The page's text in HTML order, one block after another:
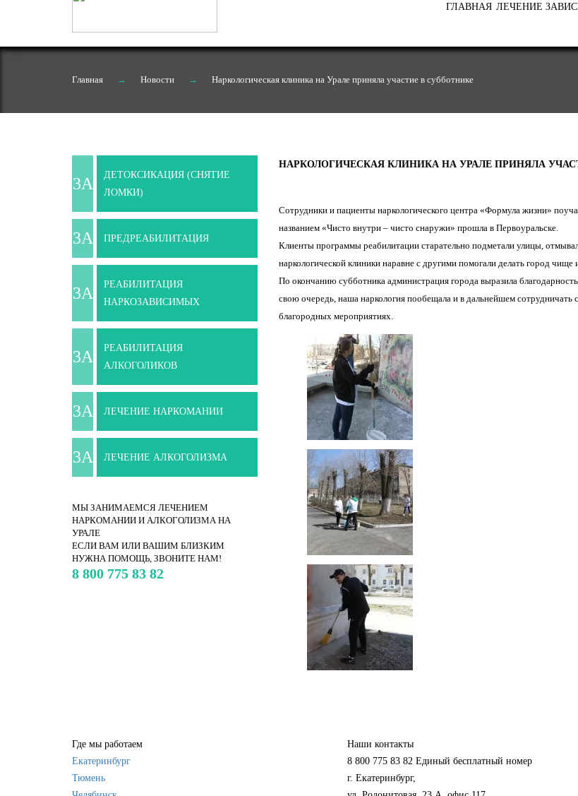
ГЛАВНАЯ ЛЕЧЕНИЕ
Главная → Новости → Наркологическая клиника на Урале приняла участие в субботнике
ДЕТОКСИКАЦИЯ (СНЯТИЕ
ЛОМКИ)
ПРЕДРЕАБИЛИТАЦИЯ
РЕАБИЛИТАЦИЯ
НАРКОЗАВИСИМЫХ
РЕАБИЛИТАЦИЯ
АЛКОГОЛИКОВ
ЛЕЧЕНИЕ НАРКОМАНИИ
ЛЕЧЕНИЕ АЛКОГОЛИЗМА
МЫ ЗАНИМАЕМСЯ ЛЕЧЕНИЕМ
НАРКОМАНИИ И АЛКОГОЛИЗМА НА
УРАЛЕ
ЕСЛИ ВАМ ИЛИ ВАШИМ БЛИЗКИМ
НУЖНА ПОМОЩЬ, ЗВОНИТЕ НАМ!
8 800 775 83 82
НАРКОЛОГИЧЕСКАЯ КЛИНИКА НА УРАЛЕ ПРИНЯЛА
Сотрудники и пациенты наркологического центра «Формула жизни»
названием «Чисто внутри – чисто снаружи» прошла в Первоуральске.
Клиенты программы реабилитации старательно подметали улицы,
наркологической клиники наравне с другими помогали делать город чище
По окончанию субботника администрация города выразила
свою очередь, наша наркология пообещала и в дальнейшем сотрудничать
благородных мероприятиях.
Где мы работаем
Екатеринбург
Тюмень
Наши контакты
8 800 775 83 82 Единый бесплатный номер
г. Екатеринбург,